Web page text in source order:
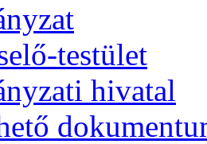
testület
hivatal